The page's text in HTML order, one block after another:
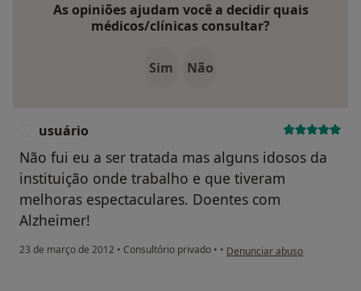
As opiniões ajudam você a decidir quais
médicos/clínicas consultar?
Sim Não
usuário
Não fui eu a ser tratada mas alguns idosos da
instituição onde trabalho e que tiveram
melhoras espectaculares. Doentes com
Alzheimer!
23 de março de 2012 • Consultório privado • • na opinião do utilizador
Denunciar abuso